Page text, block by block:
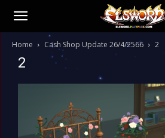
Home Cash Shop Update 26/4/2566 2
2